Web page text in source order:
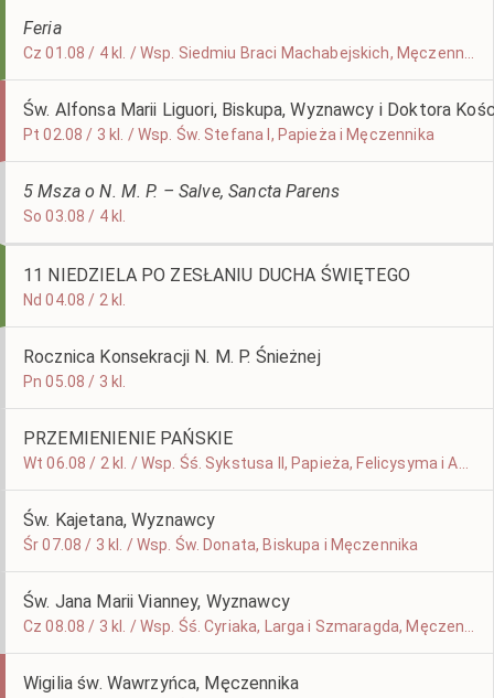
Feria
Św. Alfonsa Marii Liguori, Biskupa, Wyznawcy i Doktora
Pt 02.08 / 3 kl. / Wsp. Św. Stefana I, Papieża i Męczennika
5 Msza o N. M. P. – Salve, Sancta Parens
So 03.08 / 4 kl.
11 NIEDZIELA PO ZESŁANIU DUCHA ŚWIĘTEGO
Nd 04.08 / 2 kl.
Rocznica Konsekracji N. M. P. Śnieżnej
Pn 05.08 / 3 kl.
PRZEMIENIENIE PAŃSKIE
Św. Kajetana, Wyznawcy
Śr 07.08 / 3 kl. / Wsp. Św. Donata, Biskupa i Męczennika
Św. Jana Marii Vianney, Wyznawcy
Wigilia św. Wawrzyńca, Męczennika